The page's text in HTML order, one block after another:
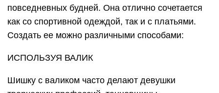
повседневных будней. Она отлично сочетается
как со спортивной одеждой, так и с платьями.
Создать ее можно различными способами:
ИСПОЛЬЗУЯ ВАЛИК
Шишку с валиком часто делают девушки